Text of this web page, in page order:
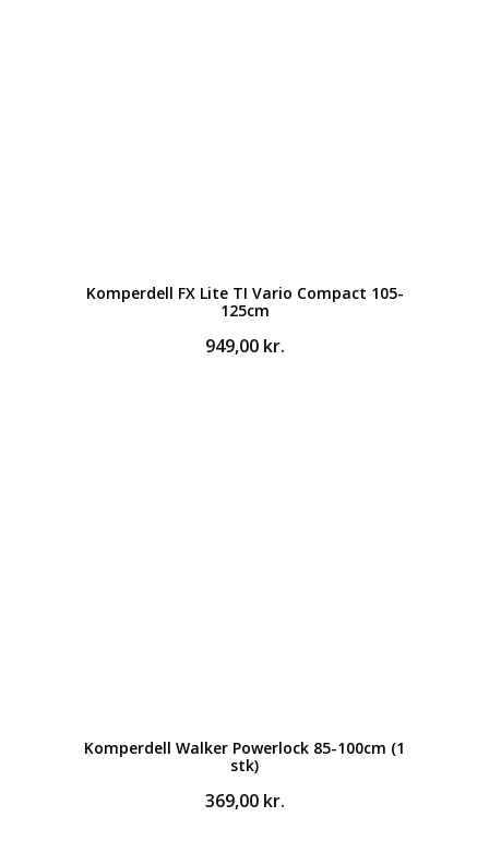
Komperdell FX Lite TI Vario Compact 105-
125cm
949,00 kr.
Komperdell Walker Powerlock 85-100cm (1
stk)
369,00 kr.